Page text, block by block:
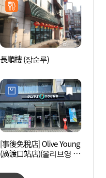
長順樓 (장순루)
[事後免稅店] Olive Young
(廣渡口站店)(올리브영 광